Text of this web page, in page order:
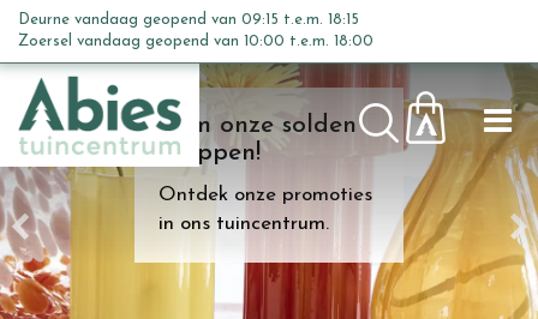
n
c
o
n
t
e
Kom onze solden
shoppen!
Ontdek onze promoties
in ons tuincentrum.
Deurne vandaag geopend van 09:15 t.e.m. 18:15
Zoersel vandaag geopend van 10:00 t.e.m. 18:00